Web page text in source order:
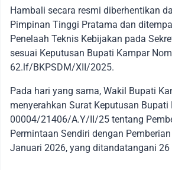
Hambali secara resmi diberhentikan
Pimpinan Tinggi Pratama dan
Penelaah Teknis Kebijakan pada
sesuai Keputusan Bupati Kampar
62.lf/BKPSDM/XII/2025.
Pada hari yang sama, Wakil Bupati
menyerahkan Surat Keputusan Bupati
00004/21406/A.Y/II/25 tentang
Permintaan Sendiri dengan
Januari 2026, yang ditandatangani 26